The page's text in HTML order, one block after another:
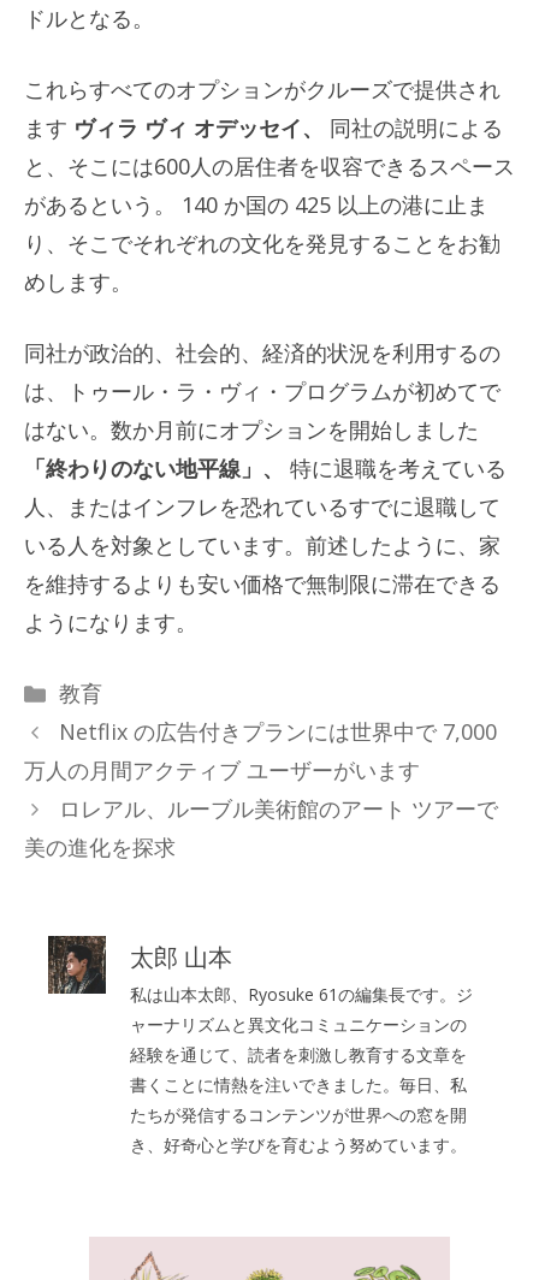
ドルとなる。
これらすべてのオプションがクルーズで提供され
ます ヴィラ ヴィ オデッセイ、
同社の説明による
と、そこには600人の居住者を収容できるスペース
があるという。 140 か国の 425 以上の港に止ま
り、そこでそれぞれの文化を発見することをお勧
めします。
同社が政治的、社会的、経済的状況を利用するの
は、トゥール・ラ・ヴィ・プログラムが初めてで
はない。数か月前にオプションを開始しました
「終わりのない地平線」、
特に退職を考えている
人、またはインフレを恐れているすでに退職して
いる人を対象としています。前述したように、家
を維持するよりも安い価格で無制限に滞在できる
ようになります。
カ
テ
ゴ
リ
ー
教育
Netflix の広告付きプランには世界中で 7,000
万人の月間アクティブ ユーザーがいます
ロレアル、ルーブル美術館のアート ツアーで
美の進化を探求
太郎 山本
私は山本太郎、Ryosuke 61の編集長です。ジ
ャーナリズムと異文化コミュニケーションの
経験を通じて、読者を刺激し教育する文章を
書くことに情熱を注いできました。毎日、私
たちが発信するコンテンツが世界への窓を開
き、好奇心と学びを育むよう努めています。